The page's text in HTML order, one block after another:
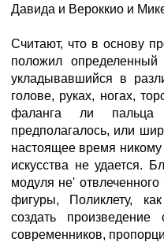
Давида и Вероккио и
Считают, что в основу
положил
укладывавшийся в
голове, руках, ногах,
фаланга ли пальца
предполагалось, или
настоящее время никому
искусства не удается.
модуля не'
фигуры, Поликлету,
создать
современников,